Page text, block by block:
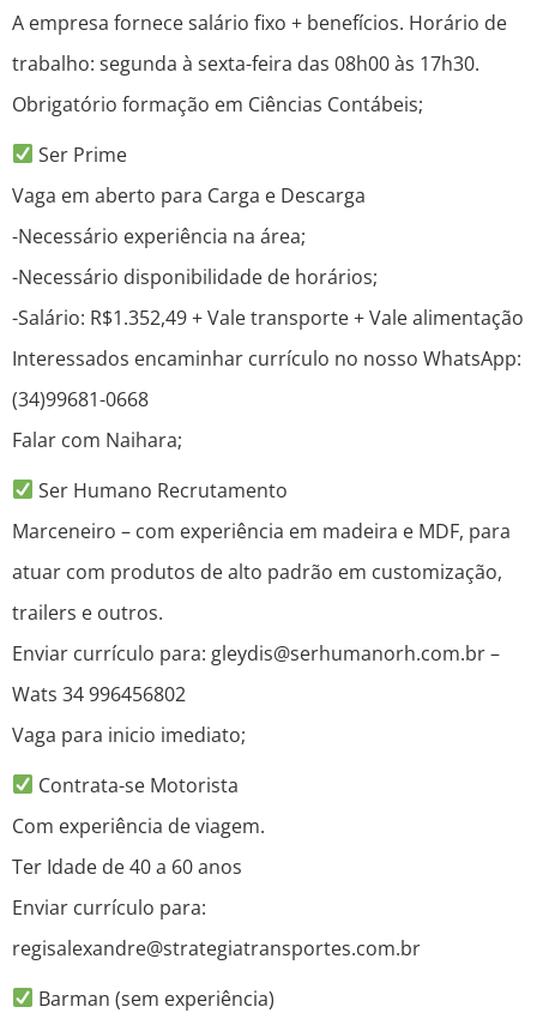
A empresa fornece salário fixo + benefícios. Horário de
trabalho: segunda à sexta-feira das 08h00 às 17h30.
Obrigatório formação em Ciências Contábeis;
Ser Prime
Vaga em aberto para Carga e Descarga
-Necessário experiência na área;
-Necessário disponibilidade de horários;
-Salário: R$1.352,49 + Vale transporte + Vale alimentação
Interessados encaminhar currículo no nosso WhatsApp:
(34)99681-0668
Falar com Naihara;
Ser Humano Recrutamento
Marceneiro – com experiência em madeira e MDF, para
atuar com produtos de alto padrão em customização,
trailers e outros.
Enviar currículo para: gleydis@serhumanorh.com.br –
Wats 34 996456802
Vaga para inicio imediato;
Contrata-se Motorista
Com experiência de viagem.
Ter Idade de 40 a 60 anos
Enviar currículo para:
regisalexandre@strategiatransportes.com.br
Barman (sem experiência)